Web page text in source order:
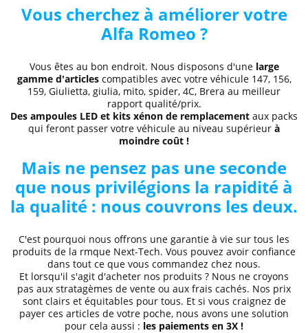
Vous cherchez à améliorer votre
Alfa Romeo ?
Vous êtes au bon endroit. Nous disposons d'une large
gamme d'articlescompatibles avec votre véhicule 147, 156,
159, Giulietta, giulia, mito, spider, 4C, Brera au meilleur
rapport qualité/prix.
Des ampoules LED et kits xénon de remplacement aux packs
qui feront passer votre véhicule au niveau supérieur à
moindre coût !
Mais ne pensez pas une seconde
que nous privilégions la rapidité à
la qualité : nous couvrons les deux.
C'est pourquoi nous offrons une garantie à vie sur tous les
produits de la rmque Next-Tech. Vous pouvez avoir confiance
dans tout ce que vous commandez chez nous.
Et lorsqu'il s'agit d'acheter nos produits ? Nous ne croyons
pas aux stratagèmes de vente ou aux frais cachés. Nos prix
sont clairs et équitables pour tous. Et si vous craignez de
payer ces articles de votre poche, nous avons une solution
pour cela aussi : les paiements en 3X !